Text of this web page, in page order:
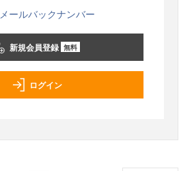
メールバックナンバー
新規会員登録 無料
ログイン